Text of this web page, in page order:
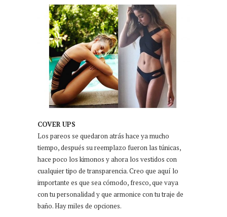
COVER UPS
Los pareos se quedaron atrás hace ya mucho
tiempo, después su reemplazo fueron las túnicas,
hace poco los kimonos y ahora los vestidos con
cualquier tipo de transparencia. Creo que aquí lo
importante es que sea cómodo, fresco, que vaya
con tu personalidad y que armonice con tu traje de
baño. Hay miles de opciones.